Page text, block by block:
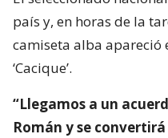
país y, en horas de la
camiseta alba apareció
‘Cacique’.
“Llegamos a un
Román y se